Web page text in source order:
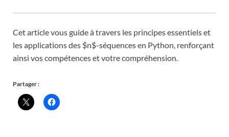
Cet article vous guide à travers les principes essentiels et
les applications des $n$-séquences en Python, renforçant
ainsi vos compétences et votre compréhension.
Partager :